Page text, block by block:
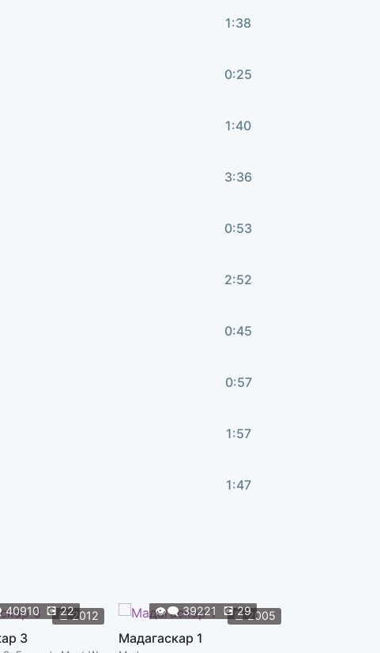
1:38
0:25
1:40
3:36
0:53
2:52
0:45
0:57
1:57
1:47
📆2012
40910 💽22
3
📆2005
👁️‍🗨️39221 💽29
Мадагаскар 1